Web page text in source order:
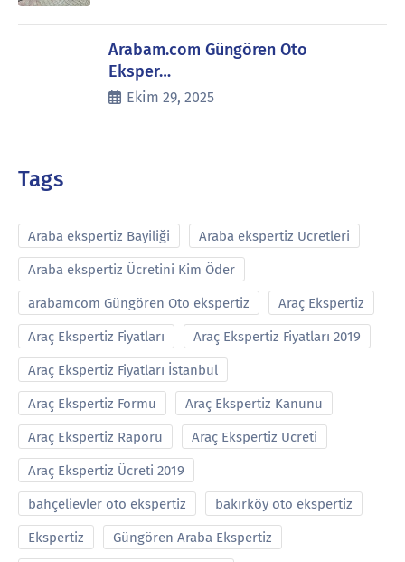
Arabam.com Güngören Oto
Eksper…
Ekim 29, 2025
Tags
Araba ekspertiz Bayiliği Araba ekspertiz Ucretleri
Araba ekspertiz Ücretini Kim Öder
arabamcom Güngören Oto ekspertiz Araç Ekspertiz
Araç Ekspertiz Fiyatları Araç Ekspertiz Fiyatları 2019
Araç Ekspertiz Fiyatları İstanbul
Araç Ekspertiz Formu Araç Ekspertiz Kanunu
Araç Ekspertiz Raporu Araç Ekspertiz Ucreti
Araç Ekspertiz Ücreti 2019
bahçelievler oto ekspertiz bakırköy oto ekspertiz
Ekspertiz Güngören Araba Ekspertiz